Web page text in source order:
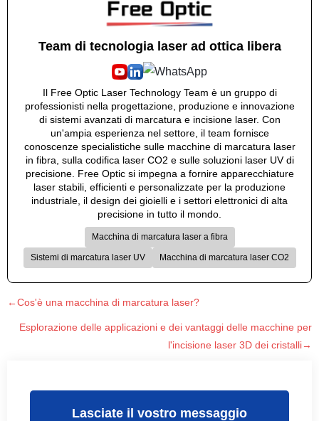
Team di tecnologia laser ad ottica libera
Il Free Optic Laser Technology Team è un gruppo di
professionisti nella progettazione, produzione e innovazione
di sistemi avanzati di marcatura e incisione laser. Con
un'ampia esperienza nel settore, il team fornisce
conoscenze specialistiche sulle macchine di marcatura laser
in fibra, sulla codifica laser CO2 e sulle soluzioni laser UV di
precisione. Free Optic si impegna a fornire apparecchiature
laser stabili, efficienti e personalizzate per la produzione
industriale, il design dei gioielli e i settori elettronici di alta
precisione in tutto il mondo.
Macchina di marcatura laser a fibra
Sistemi di marcatura laser UV Macchina di marcatura laser CO2
←Cos'è una macchina di marcatura laser?
Esplorazione delle applicazioni e dei vantaggi delle macchine per
l'incisione laser 3D dei cristalli→
Lasciate il vostro messaggio